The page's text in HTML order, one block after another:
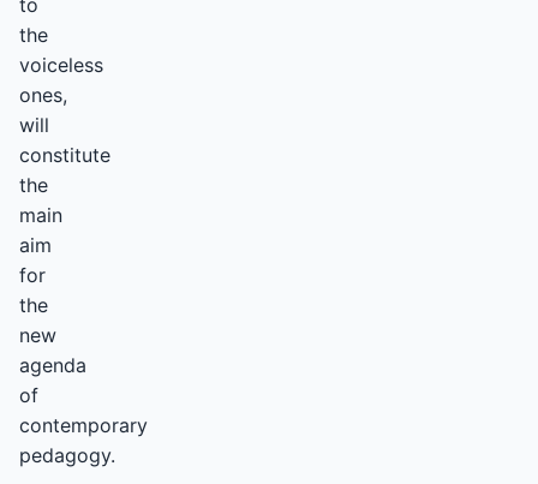
to
the
voiceless
ones,
will
constitute
the
main
aim
for
the
new
agenda
of
contemporary
pedagogy.